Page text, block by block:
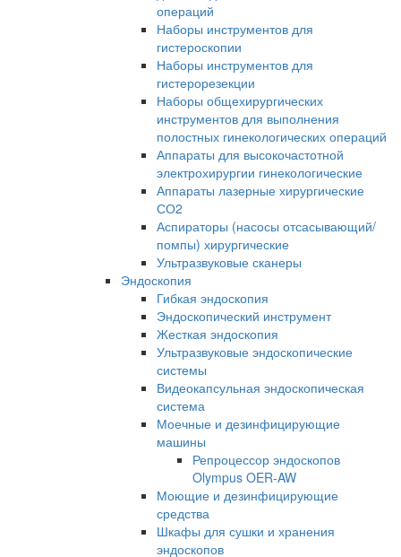
операций
Наборы инструментов для
гистероскопии
Наборы инструментов для
гистерорезекции
Наборы общехирургических
инструментов для выполнения
полостных гинекологических операций
Аппараты для высокочастотной
электрохирургии гинекологические
Аппараты лазерные хирургические
СО2
Аспираторы (насосы отсасывающий/
помпы) хирургические
Ультразвуковые сканеры
Эндоскопия
Гибкая эндоскопия
Эндоскопический инструмент
Жесткая эндоскопия
Ультразвуковые эндоскопические
системы
Видеокапсульная эндоскопическая
система
Моечные и дезинфицирующие
машины
Репроцессор эндоскопов
Olympus OER-AW
Моющие и дезинфицирующие
средства
Шкафы для сушки и хранения
эндоскопов